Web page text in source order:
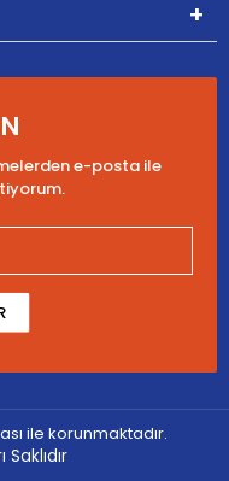
e-posta ile
ile korunmaktadır.
Saklıdır